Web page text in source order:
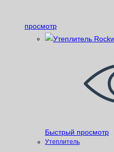
просмотр
Быстрый просмотр
Утеплитель